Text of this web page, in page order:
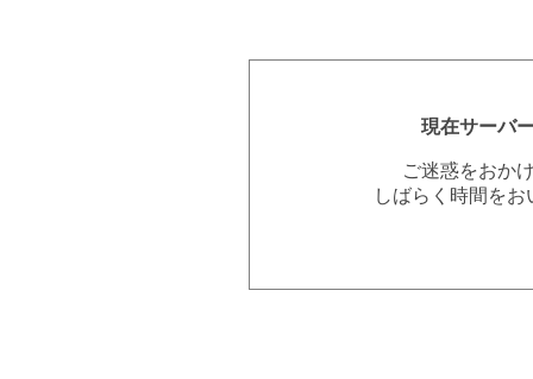
現在サーバ
ご迷惑をおか
しばらく時間を